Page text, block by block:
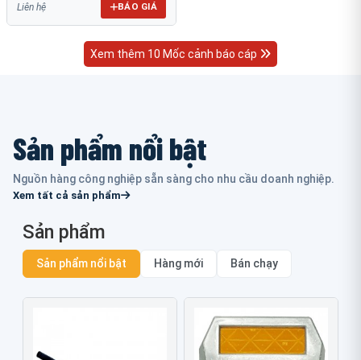
Liên hệ BÁO GIÁ
Xem thêm 10 Mốc cảnh báo cáp
Sản phẩm nổi bật
Nguồn hàng công nghiệp sẵn sàng cho nhu cầu doanh nghiệp.
Xem tất cả sản phẩm
Sản phẩm
Sản phẩm nổi bật Hàng mới Bán chạy